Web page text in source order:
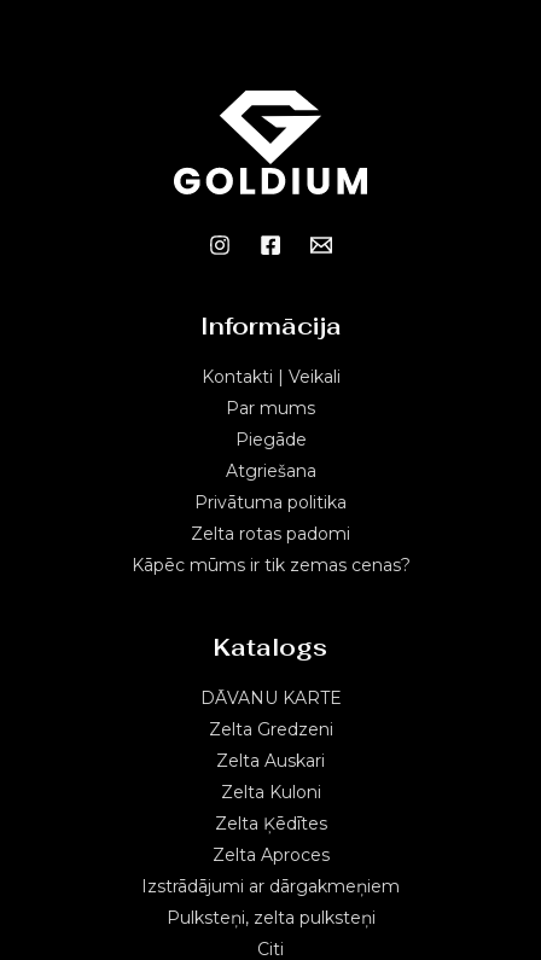
Informācija
Kontakti | Veikali
Par mums
Piegāde
Atgriešana
Privātuma politika
Zelta rotas padomi
Kāpēc mūms ir tik zemas cenas?
Katalogs
DĀVANU KARTE
Zelta Gredzeni
Zelta Auskari
Zelta Kuloni
Zelta Ķēdītes
Zelta Aproces
Izstrādājumi ar dārgakmeņiem
Pulksteņi, zelta pulksteņi
Citi